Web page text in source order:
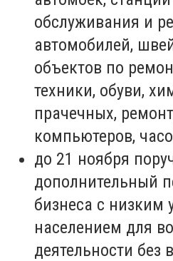
обслуживания и
автомобилей,
объектов по
техники, обуви,
прачечных,
компьютеров,
до 21 ноября
дополнительный
бизнеса с низким
населением для
деятельности без